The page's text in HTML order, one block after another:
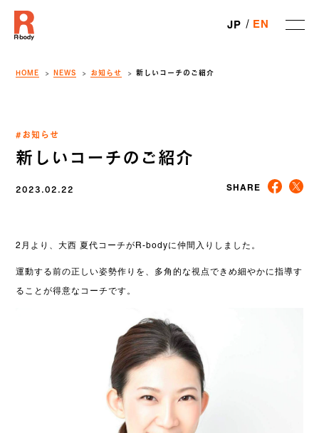
JP EN
HOME NEWS お知らせ 新しいコーチのご紹介
#お知らせ
新しいコーチのご紹介
2023.02.22 SHARE
2月より、大西 夏代コーチがR-bodyに仲間入りしました。
運動する前の正しい姿勢作りを、多角的な視点できめ細やかに指導す
ることが得意なコーチです。